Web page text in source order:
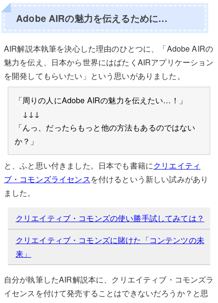
Adobe AIRの魅力を伝えるために…
AIR解説本執筆を決心した理由のひとつに、「Adobe AIRの
魅力を伝え、日本から世界にはばたくAIRアプリケーション
を開発してもらいたい」という思いがありました。
「周りの人にAdobe AIRの魅力を伝えたい…！」
↓↓↓
「んっ、だったらもっと他の方法もあるのではない
か？」
と、ふと思い付きました。日本でも書籍にクリエイティ
ブ・コモンズライセンスを付けるという新しい試みがあり
ました。
クリエイティブ・コモンズの使い勝手試してみては？
クリエイティブ・コモンズに賭けた「コンテンツの未
来」
自分が執筆したAIR解説本に、クリエイティブ・コモンズラ
イセンスを付けて発売することはできないだろうか？と思